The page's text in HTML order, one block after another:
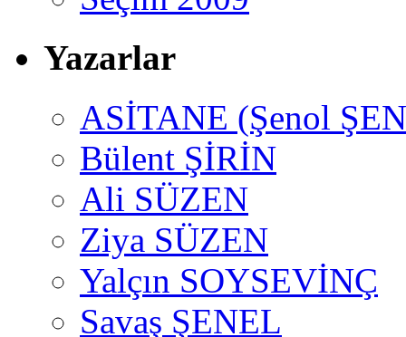
Yazarlar
ASİTANE (Şenol
Bülent ŞİRİN
Ali SÜZEN
Ziya SÜZEN
Yalçın SOYSEVİNÇ
Savaş ŞENEL